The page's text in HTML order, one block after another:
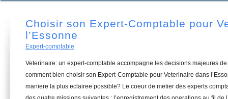
Choisir son Expert-Comptable pour
l’Essonne
Expert-comptable
Veterinaire: un expert-comptable accompagne les decisions majeures
comment bien choisir son Expert-Comptable pour Veterinaire dans
maniere la plus eclairee possible? Le coeur de metier des experts